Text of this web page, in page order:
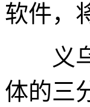
软件，
义乌
体的三